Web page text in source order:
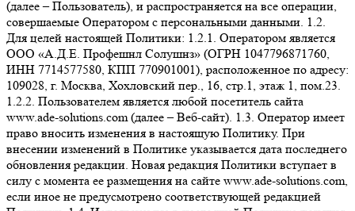
(далее – Пользователь), и распространяется на все операции,
совершаемые Оператором с персональными данными. 1.2.
Для целей настоящей Политики: 1.2.1. Оператором является
ООО «А.Д.Е. Профешнл Солушнз» (ОГРН 1047796871760,
ИНН 7714577580, КПП 770901001), расположенное по адресу:
109028, г. Москва, Хохловский пер., 16, стр.1, этаж 1, пом.23.
1.2.2. Пользователем является любой посетитель сайта
www.ade-solutions.com (далее – Веб-сайт). 1.3. Оператор имеет
право вносить изменения в настоящую Политику. При
внесении изменений в Политике указывается дата последнего
обновления редакции. Новая редакция Политики вступает в
силу с момента ее размещения на сайте www.ade-solutions.com,
если иное не предусмотрено соответствующей редакцией